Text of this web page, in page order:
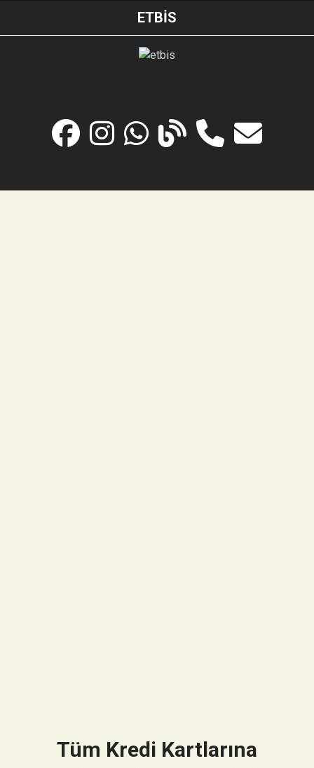
ETBİS
Tüm Kredi Kartlarına